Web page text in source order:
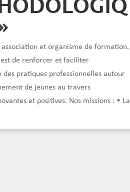
association et organisme de formation.
de renforcer et faciliter
des pratiques professionnelles autour
de jeunes au travers
et positives. Nos missions : • La